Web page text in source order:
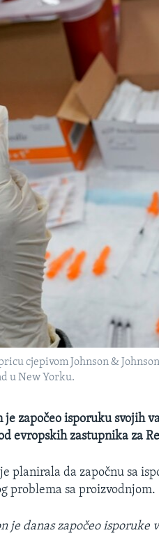
cjepivom Johnson &
u New Yorku.
je započeo isporuku svojih
evropskih zastupnika za
planirala da započnu sa
problema sa proizvodnjom.
je danas započeo